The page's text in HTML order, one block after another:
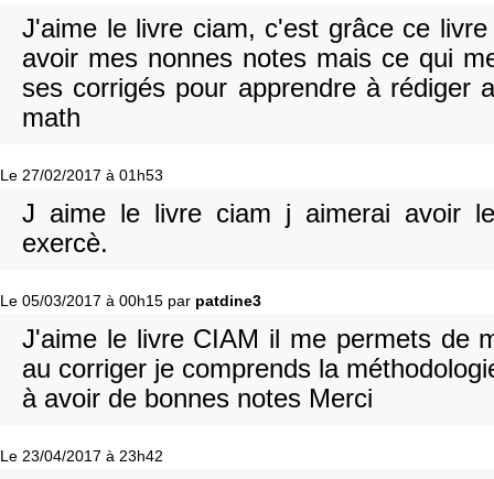
J'aime le livre ciam, c'est grâce ce
avoir mes nonnes notes mais ce qui
ses corrigés pour apprendre à rédiger
math
Le 27/02/2017 à 01h53
J aime le livre ciam j aimerai avoir
exercè.
Le 05/03/2017 à 00h15 par patdine3
J'aime le livre CIAM il me permets de
au corriger je comprends la
à avoir de bonnes notes Merci
Le 23/04/2017 à 23h42